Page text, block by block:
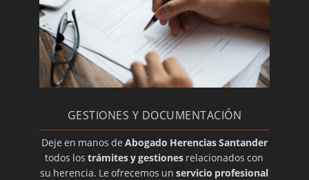
GESTIONES Y DOCUMENTACIÓN
Deje en manos de Abogado Herencias Santander
todos lostrámites y gestiones relacionados con
su herencia. Le ofrecemos unservicio profesional